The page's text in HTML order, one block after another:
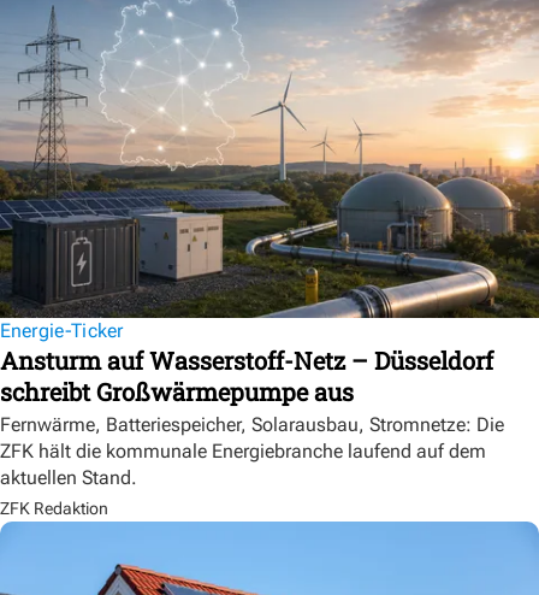
Energie-Ticker
Ansturm auf Wasserstoff-Netz – Düsseldorf
schreibt Großwärmepumpe aus
Fernwärme, Batteriespeicher, Solarausbau, Stromnetze: Die
ZFK hält die kommunale Energiebranche laufend auf dem
aktuellen Stand.
ZFK Redaktion